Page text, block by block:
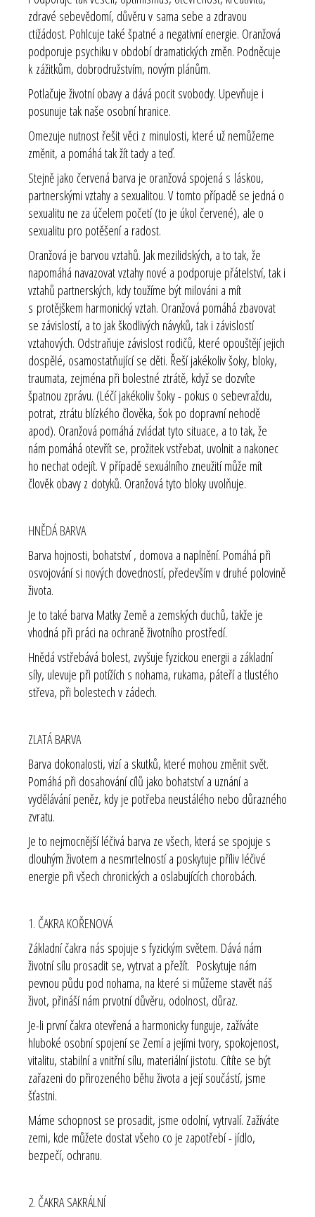
zdravé sebevědomí, důvěru v sama sebe a zdravou
ctižádost. Pohlcuje také špatné a negativní energie. Oranžová
podporuje psychiku v období dramatických změn. Podněcuje
k zážitkům, dobrodružstvím, novým plánům.
Potlačuje životní obavy a dává pocit svobody. Upevňuje i
posunuje tak naše osobní hranice.
Omezuje nutnost řešit věci z minulosti, které už nemůžeme
změnit, a pomáhá tak žít tady a teď.
Stejně jako červená barva je oranžová spojená s láskou,
partnerskými vztahy a sexualitou. V tomto případě se jedná o
sexualitu ne za účelem početí (to je úkol červené), ale o
sexualitu pro potěšení a radost.
Oranžová je barvou vztahů. Jak mezilidských, a to tak, že
napomáhá navazovat vztahy nové a podporuje přátelství, tak i
vztahů partnerských, kdy toužíme být milováni a mít
s protějškem harmonický vztah. Oranžová pomáhá zbavovat
se závislostí, a to jak škodlivých návyků, tak i závislostí
vztahových. Odstraňuje závislost rodičů, které opouštějí jejich
dospělé, osamostatňující se děti. Řeší jakékoliv šoky, bloky,
traumata, zejména při bolestné ztrátě, když se dozvíte
špatnou zprávu. (Léčí jakékoliv šoky - pokus o sebevraždu,
potrat, ztrátu blízkého člověka, šok po dopravní nehodě
apod). Oranžová pomáhá zvládat tyto situace, a to tak, že
nám pomáhá otevřít se, prožitek vstřebat, uvolnit a nakonec
ho nechat odejít. V případě sexuálního zneužití může mít
člověk obavy z dotyků. Oranžová tyto bloky uvolňuje.
HNĚDÁ BARVA
Barva hojnosti, bohatství , domova a naplnění. Pomáhá při
osvojování si nových dovedností, především v druhé polovině
života.
Je to také barva Matky Země a zemských duchů, takže je
vhodná při práci na ochraně životního prostředí.
Hnědá vstřebává bolest, zvyšuje fyzickou energii a základní
síly, ulevuje při potížích s nohama, rukama, páteří a tlustého
střeva, při bolestech v zádech.
ZLATÁ BARVA
Barva dokonalosti, vizí a skutků, které mohou změnit svět.
Pomáhá při dosahování cílů jako bohatství a uznání a
vydělávání peněz, kdy je potřeba neustálého nebo důrazného
zvratu.
Je to nejmocnější léčivá barva ze všech, která se spojuje s
dlouhým životem a nesmrtelností a poskytuje příliv léčivé
energie při všech chronických a oslabujících chorobách.
1. ČAKRA KOŘENOVÁ
Základní čakra nás spojuje s fyzickým světem. Dává nám
životní sílu prosadit se, vytrvat a přežít. Poskytuje nám
pevnou půdu pod nohama, na které si můžeme stavět náš
život, přináší nám prvotní důvěru, odolnost, důraz.
Je-li první čakra otevřená a harmonicky funguje, zažíváte
hluboké osobní spojení se Zemí a jejími tvory, spokojenost,
vitalitu, stabilní a vnitřní sílu, materiální jistotu. Cítíte se být
zařazeni do přirozeného běhu života a její součástí, jsme
šťastni.
Máme schopnost se prosadit, jsme odolní, vytrvalí. Zažíváte
zemi, kde můžete dostat všeho co je zapotřebí - jídlo,
bezpečí, ochranu.
2. ČAKRA SAKRÁLNÍ